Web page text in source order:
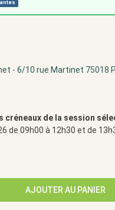
Martinet - 6/10 rue Martinet
créneaux de la session
de 09h00 à 12h30 et de
AJOUTER AU PANIER